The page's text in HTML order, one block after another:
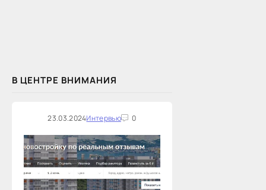
В ЦЕНТРЕ ВНИМАНИЯ
23.03.2024Интервью 0